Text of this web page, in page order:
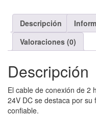
Descripción
Valoraciones (0)
Descripción
El cable de conexión de 2
24V DC se destaca por
confiable.